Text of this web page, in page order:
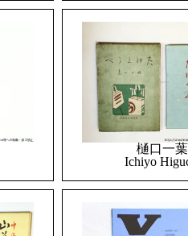
樋口一葉
Ichiyo